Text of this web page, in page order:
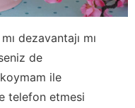
dezavantajı mı
de
ile
telefon etmesi